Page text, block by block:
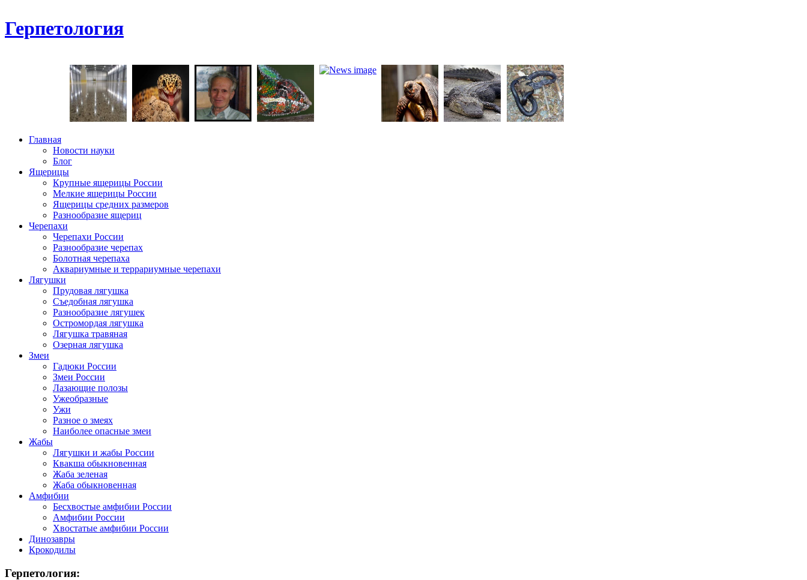
Герпетология
Главная
Новости науки
Блог
Ящерицы
Крупные ящерицы России
Мелкие ящерицы России
Ящерицы средних размеров
Разнообразие ящериц
Черепахи
Черепахи России
Разнообразие черепах
Болотная черепаха
Аквариумные и террариумные черепахи
Лягушки
Прудовая лягушка
Съедобная лягушка
Разнообразие лягушек
Остромордая лягушка
Лягушка травяная
Озерная лягушка
Змеи
Гадюки России
Змеи России
Лазающие полозы
Ужеобразные
Ужи
Разное о змеях
Наиболее опасные змеи
Жабы
Лягушки и жабы России
Квакша обыкновенная
Жаба зеленая
Жаба обыкновенная
Амфибии
Бесхвостые амфибии России
Амфибии России
Хвостатые амфибии России
Динозавры
Крокодилы
Герпетология: